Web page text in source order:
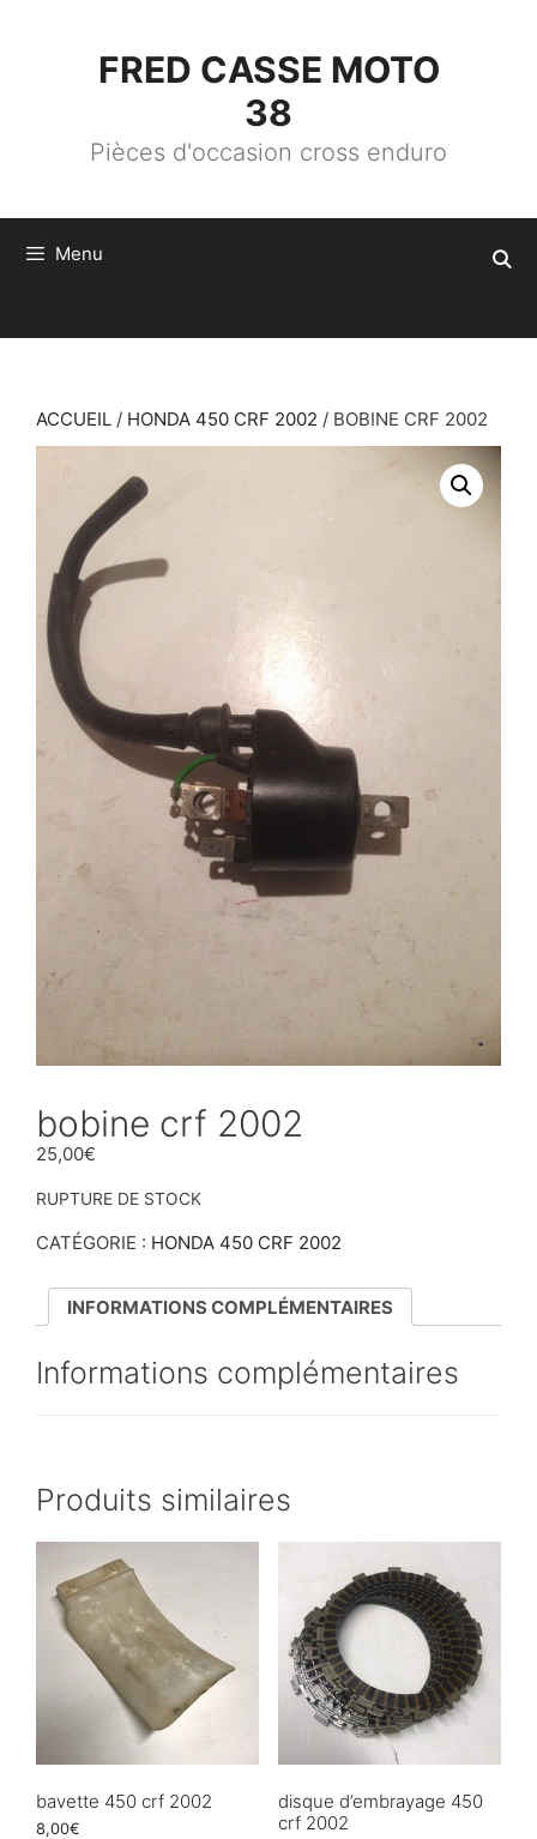
FRED CASSE MOTO
38
Pièces d'occasion cross enduro
Menu
ACCUEIL / HONDA 450 CRF 2002 / BOBINE CRF 2002
bobine crf 2002
25,00€
RUPTURE DE STOCK
CATÉGORIE : HONDA 450 CRF 2002
INFORMATIONS COMPLÉMENTAIRES
Informations complémentaires
Produits similaires
bavette 450 crf 2002
8,00€
disque d’embrayage 450
crf 2002